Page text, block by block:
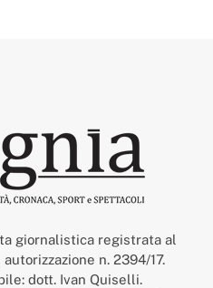
giornalistica registrata al
n. 2394/17.
dott. Ivan Quiselli.